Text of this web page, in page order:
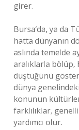
girer.
Bursa’da, ya da
hatta dünyanın
aslında temelde
aralıklarla bölüp,
düştüğünü
dünya
konunun kültürler
farklılıklar,
yardımcı olur.